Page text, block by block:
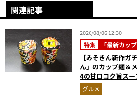
関連記事
2026/08/06 12:30
特集 「最新カッ
【みそきん新作ガ
ん」のカップ麺＆
4の甘口コク旨ス
に歓喜
グルメ